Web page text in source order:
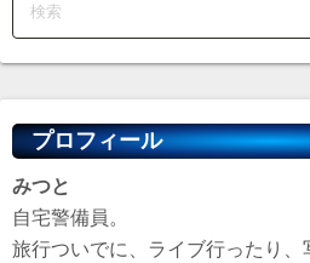
プロフィール
みつと
自宅警備員。
旅行ついでに、ライブ行ったり